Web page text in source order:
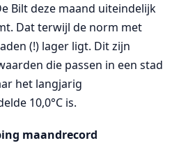
Bilt deze maand uiteindelijk
Dat terwijl de norm met
(!) lager ligt. Dit zijn
die passen in een stad
het langjarig
10,0°C is.
maandrecord